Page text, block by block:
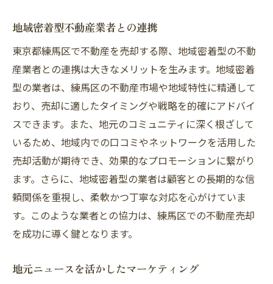
地域密着型不動産業者との連携
東京都練馬区で不動産を売却する際、地域密着型の不動
産業者との連携は大きなメリットを生みます。地域密着
型の業者は、練馬区の不動産市場や地域特性に精通して
おり、売却に適したタイミングや戦略を的確にアドバイ
スできます。また、地元のコミュニティに深く根ざして
いるため、地域内での口コミやネットワークを活用した
売却活動が期待でき、効果的なプロモーションに繋がり
ます。さらに、地域密着型の業者は顧客との長期的な信
頼関係を重視し、柔軟かつ丁寧な対応を心がけていま
す。このような業者との協力は、練馬区での不動産売却
を成功に導く鍵となります。
地元ニュースを活かしたマーケティング